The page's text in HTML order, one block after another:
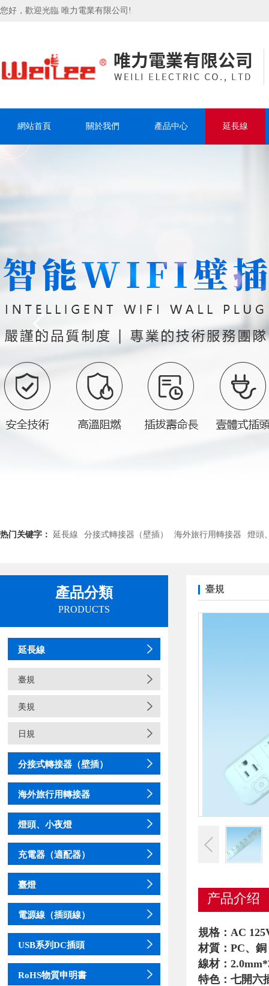
您好，歡迎光臨 唯力電業有限公司!
網站首頁 關於我們 產品中心 延長線
热门关键字： 延長線 分接式轉接器（壁插） 海外旅行用轉接器 燈頭
產品分類
PRODUCTS
延長線
臺規
美規
日規
分接式轉接器（壁插）
海外旅行用轉接器
燈頭、小夜燈
充電器（適配器）
臺燈
電源線（插頭線）
USB系列DC插頭
RoHS物質申明書
臺規
产品介绍
規格：AC
材質：PC、銅
線材：
特色：七開六